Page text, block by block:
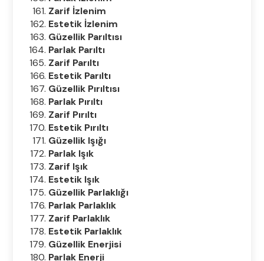
Zarif İzlenim
Estetik İzlenim
Güzellik Parıltısı
Parlak Parıltı
Zarif Parıltı
Estetik Parıltı
Güzellik Pırıltısı
Parlak Pırıltı
Zarif Pırıltı
Estetik Pırıltı
Güzellik Işığı
Parlak Işık
Zarif Işık
Estetik Işık
Güzellik Parlaklığı
Parlak Parlaklık
Zarif Parlaklık
Estetik Parlaklık
Güzellik Enerjisi
Parlak Enerji